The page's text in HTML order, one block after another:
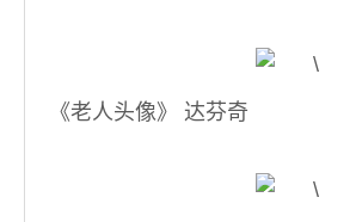
《老人头像》 达芬奇